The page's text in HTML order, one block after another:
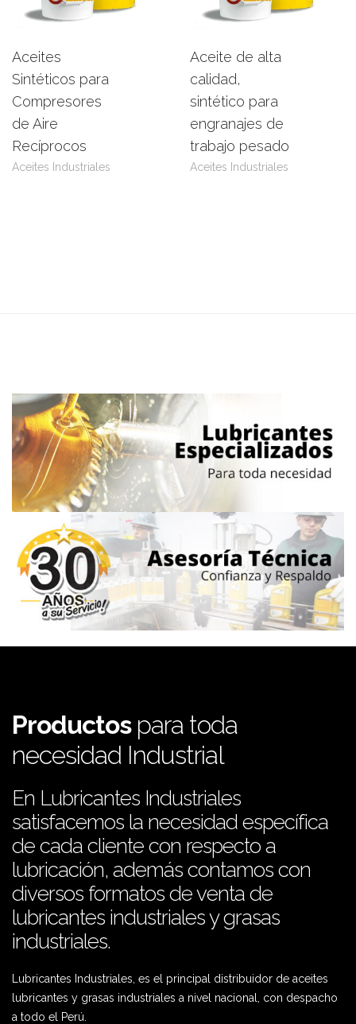
Aceites
Sintéticos para
Compresores
de Aire
Recíprocos
Aceites Industriales
Aceite de alta
calidad,
sintético para
engranajes de
trabajo pesado
Aceites Industriales
Productospara toda
necesidad Industrial
En Lubricantes Industriales
satisfacemos la necesidad específica
de cada cliente con respecto a
lubricación, además contamos con
diversos formatos de venta de
lubricantes industriales y grasas
industriales.
Lubricantes Industriales, es el principal distribuidor de aceites
lubricantes y grasas industriales a nivel nacional, con despacho
a todo el Perú.